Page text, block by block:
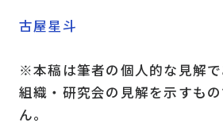
古屋星斗
※本稿は筆者の個人的な見解
組織・研究会の見解を示すも
ん。